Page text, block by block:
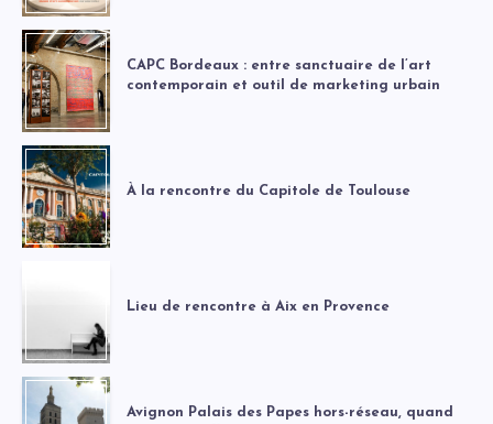
CAPC Bordeaux : entre sanctuaire de l’art
contemporain et outil de marketing urbain
À la rencontre du Capitole de Toulouse
Lieu de rencontre à Aix en Provence
Avignon Palais des Papes hors-réseau, quand